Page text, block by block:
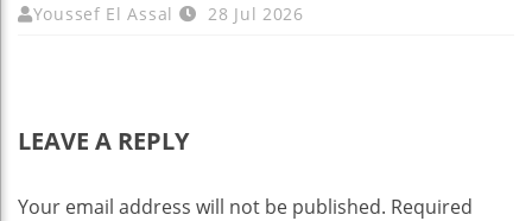
Youssef El Assal 28 Jul 2026
LEAVE A REPLY
Your email address will not be published. Required